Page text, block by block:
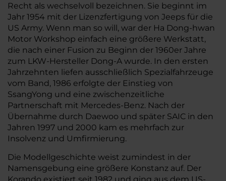
Recht als wechselvoll bezeichnen. Sie beginnt im
Jahr 1954 mit der Lizenzfertigung von Jeeps für die
US Army. Wenn man so will, war der Ha Dong-hwan
Motor Workshop einfach eine größere Werkstatt,
die nach einer Fusion zu Beginn der 1960er Jahre
zum LKW-Hersteller Dong-A wurde. In den ersten
Jahrzehnten liefen ausschließlich Spezialfahrzeuge
vom Band, 1986 erfolgte der Einstieg von
SsangYong und eine zwischenzeitliche
Partnerschaft mit Mercedes-Benz. Nach der
Übernahme durch Daewoo und später SAIC in den
Jahren 1997 und 2000 kam es mehrfach zur
Insolvenz und Umfirmierung.
Die Modellgeschichte weist zumindest in der
Namensgebung eine größere Konstanz auf. Der
Korando existiert seit 1982 und ging aus dem US-